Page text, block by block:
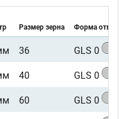
Размер зерна Форма
36 GLS 0
40 GLS 0
60 GLS 0